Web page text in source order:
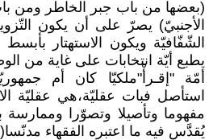
(بعضها من باب جبر الخاطر ومن
الأجنبيّ) يصرّ على أن يكون
الشّفّافيّة ويكون الاستهتار
يطبع أيّة انتخابات على غاية من
أمّة "إقـرأْ"ملكيّا كان أم
استأصل فبات عقليّة،هي عقليّة
مفهوما وتأصيلا وتصوّرا
يُقدَّس فيه ما اعتبره الفقهاء